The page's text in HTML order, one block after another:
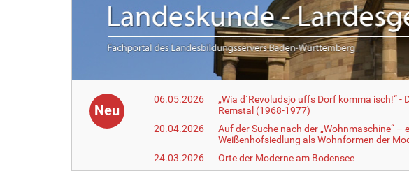
Neu
06.05.2026
„Wia d´Revoludsjo uffs Dorf komma isch!“
Remstal (1968-1977)
20.04.2026
Auf der Suche nach der „Wohnmaschine“ –
Weißenhofsiedlung als Wohnformen der
24.03.2026
Orte der Moderne am Bodensee